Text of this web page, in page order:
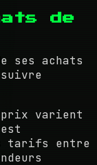
de
achats
varient
tarifs entre